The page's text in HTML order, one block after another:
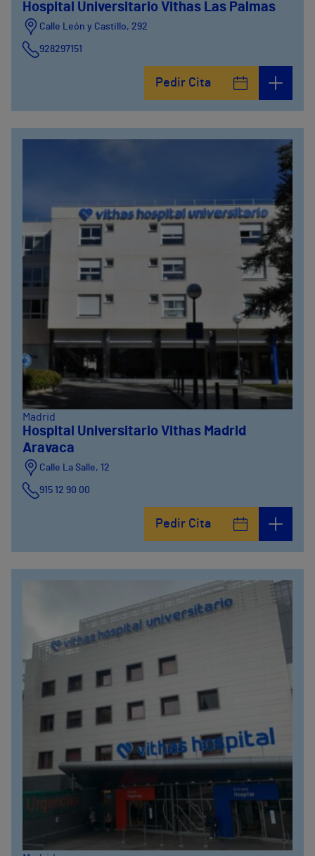
Hospital Universitario Vithas Las Palmas
Calle León y Castillo, 292
928297151
Pedir Cita
Madrid
Hospital Universitario Vithas Madrid
Aravaca
Calle La Salle, 12
915 12 90 00
Pedir Cita